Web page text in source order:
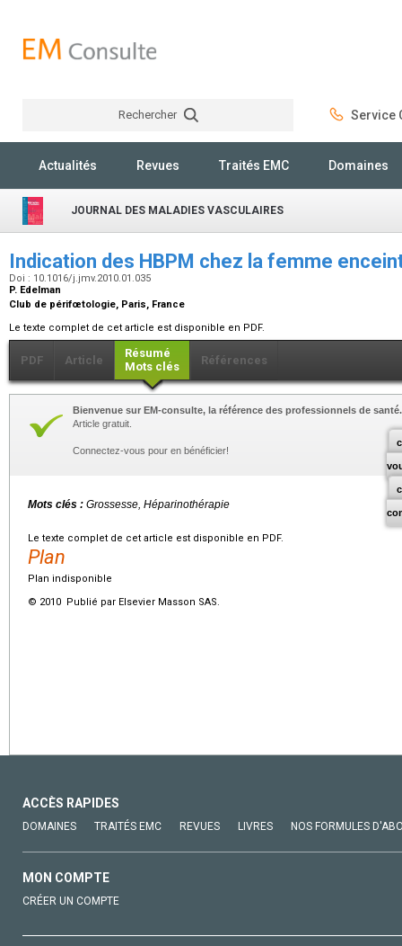
Rechercher Service
Actualités Revues Traités EMC Domaines
JOURNAL DES MALADIES VASCULAIRES
Indication des HBPM chez la femme
Doi : 10.1016/j.jmv.2010.01.035
P. Edelman
Club de périfœtologie, Paris, France
Le texte complet de cet article est disponible en PDF.
PDF Article
Résumé
Mots clés
Références
Bienvenue sur EM-consulte, la référence des professionnels de santé.
Article gratuit.
Connectez-vous pour en bénéficier!
Mots clés : Grossesse, Héparinothérapie
Le texte complet de cet article est disponible en PDF.
Plan
Plan indisponible
© 2010 Publié par Elsevier Masson SAS.
ACCÈS RAPIDES
DOMAINES TRAITÉS EMC REVUES LIVRES NOS FORMULES
MON COMPTE
CRÉER UN COMPTE